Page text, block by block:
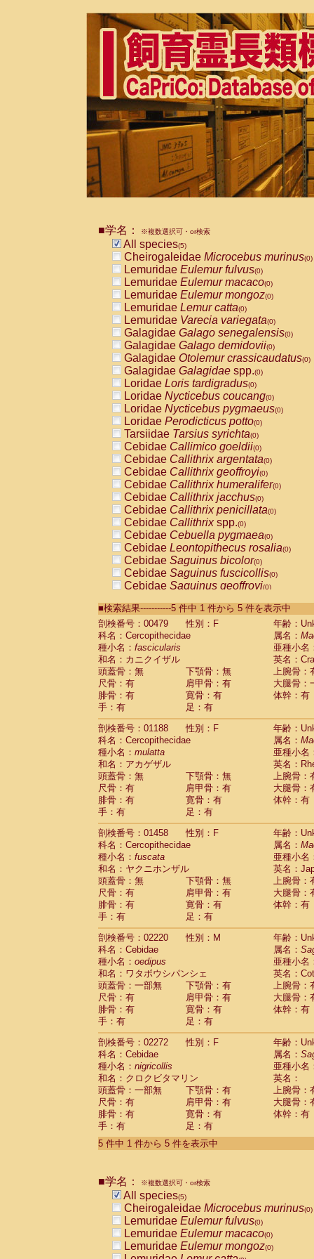
■学名： ※複数選択可・or検索
All species(5)
Cheirogaleidae Microcebus murinus(0)
Lemuridae Eulemur fulvus(0)
Lemuridae Eulemur macaco(0)
Lemuridae Eulemur mongoz(0)
Lemuridae Lemur catta(0)
Lemuridae Varecia variegata(0)
Galagidae Galago senegalensis(0)
Galagidae Galago demidovii(0)
Galagidae Otolemur crassicaudatus(0)
Galagidae Galagidae spp.(0)
Loridae Loris tardigradus(0)
Loridae Nycticebus coucang(0)
Loridae Nycticebus pygmaeus(0)
Loridae Perodicticus potto(0)
Tarsiidae Tarsius syrichta(0)
Cebidae Callimico goeldii(0)
Cebidae Callithrix argentata(0)
Cebidae Callithrix geoffroyi(0)
Cebidae Callithrix humeralifer(0)
Cebidae Callithrix jacchus(0)
Cebidae Callithrix penicillata(0)
Cebidae Callithrixspp.(0)
Cebidae Cebuella pygmaea(0)
Cebidae Leontopithecus rosalia(0)
Cebidae Saguinus bicolor(0)
Cebidae Saguinus fuscicollis(0)
Cebidae Saguinus geoffroyi(0)
CebidaeSaguinus labiatus(0)
Cebidae Saguinus leucopus (0)
CebidaeSaguinus midas
CebidaeSaguinus mystax
CebidaeSaguinus nigricollis (1)
Cebidae Saguinus oedipus
Cebidae Saguinus weddelli
Cebidae Saguinusspp.
Cebidae Aotus trivirgatus
Cebidae Cebus albifrons
CebidaeCebus apella
Cebidae
CebidaeCebus nigrivittatus
Cebidae Cebusspp.(0)
Cebidae Saimiri boliviensis
Cebidae Saimiri sciureus
Atelidae Alouatta caraya
AtelidaeAlouatta fusca
AtelidaeAlouatta seniculus
AtelidaeAlouatta
Atelidae Ateles belzebuth
Atelidae Ateles geoffroyi
Atelidae Ateles paniscus
Atelidae Atelesspp.
Atelidae Lagothrix lagothricha
AtelidaeLagothrix lagothricha cana(0)
Pitheciidae
Cacajao calvus
Pitheciidae
Callicebus cupreus(0)
Pitheciidae Callicebus donacophilus(0)
PitheciidaeCallicebus moloch(0)
Pitheciidae Callicebus torquatus(0)
Pitheciidae Callicebus
Pitheciidae Chiropotes satanas
Pitheciidae Pithecia monachus
Pitheciidae Pithecia pithecia (0)
Cercopithecidae Cercocebus agilis (0)
Cercopithecidae
Cercocebus
Cercopithecidae
Cercocebus
CercopithecidaeCercocebus
CercopithecidaeCercocebus
CercopithecidaeCercocebus hybrid(0)
CercopithecidaeCercocebus
CercopithecidaeLophocebus
CercopithecidaePapio hamadryas
Cercopithecidae
CercopithecidaePapiospp. (0)
CercopithecidaeMandrillus
CercopithecidaeMandrillus sphinx
CercopithecidaeTheropithecus
CercopithecidaeMacaca arctoides
■検索結果-----------5 件中 1 件から 5 件を表示中
剖検番号：00479
性別：F
年齢：
科名：Cercopithecidae
属名：
種小名： fascicularis
亜種小名
和名：カニクイザル
英名：
頭蓋骨：無
下顎骨：無
上腕骨：
尺骨：有
肩甲骨：有
大腿骨：
腓骨：有
寛骨：有
体幹：有
手：有
足：有
剖検番号：01188
性別：F
年齢：
科名：Cercopithecidae
属名：
種小名： mulatta
亜種小名
和名：アカゲザル
英名：
頭蓋骨：無
下顎骨：無
上腕骨：
尺骨：有
肩甲骨：有
大腿骨：
腓骨：有
寛骨：有
体幹：有
手：有
足：有
剖検番号：01458
性別：F
年齢：
科名：Cercopithecidae
属名：
種小名： fuscata
亜種小名
和名：ヤクニホンザル
英名：
頭蓋骨：無
下顎骨：無
上腕骨：
尺骨：有
肩甲骨：有
大腿骨：
腓骨：有
寛骨：有
体幹：有
手：有
足：有
剖検番号：02220
性別：M
年齢：
科名：Cebidae
属名：
種小名： oedipus
亜種小名
和名：ワタボウシパンシェ
英名：
頭蓋骨：一部無
下顎骨：有
上腕骨：
尺骨：有
肩甲骨：有
大腿骨：
腓骨：有
寛骨：有
体幹：有
手：有
足：有
剖検番号：02272
性別：F
年齢：
科名：Cebidae
属名：
種小名： nigricollis
亜種小名
和名：クロクビタマリン
英名：
頭蓋骨：一部無
下顎骨：有
上腕骨：
尺骨：有
肩甲骨：有
大腿骨：
腓骨：有
寛骨：有
体幹：有
手：有
足：有
5 件中 1 件から 5 件を表示中
■学名： ※複数選択可・or検索
All species(5)
Cheirogaleidae Microcebus murinus(0)
Lemuridae Eulemur fulvus(0)
Lemuridae Eulemur macaco(0)
Lemuridae Eulemur mongoz(0)